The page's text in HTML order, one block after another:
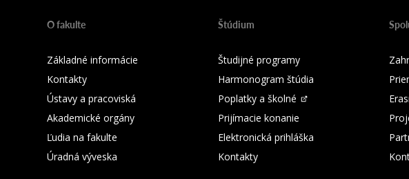
O fakulte
Základné informácie
Kontakty
Ústavy a pracoviská
Akademické orgány
Ľudia na fakulte
Úradná výveska
Štúdium
Študijné programy
Harmonogram štúdia
Poplatky a školné
Prijímacie konanie
Elektronická prihláška
Kontakty